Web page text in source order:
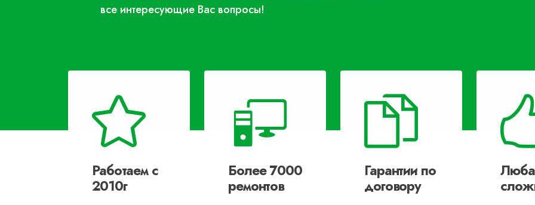
все интересующие Вас вопросы!
Работаем с
2010г
Более 7000
ремонтов
Гарантии по
договору